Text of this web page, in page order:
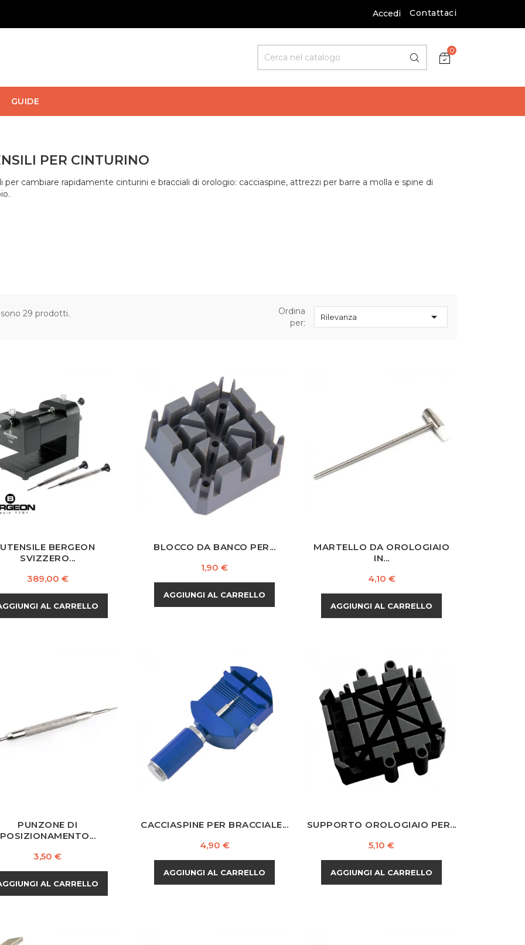
Accedi Contattaci
0
GUIDE
PER CINTURINO
per cambiare rapidamente cinturini e bracciali di orologio: cacciaspine, attrezzi per barre a molla e spine di
29 prodotti.
Ordina
per:
Rilevanza 
UTENSILE BERGEON
SVIZZERO...
Prezzo
389,00 €
AL CARRELLO
BLOCCO DA BANCO PER...
Prezzo
1,90 €
AGGIUNGI AL CARRELLO
MARTELLO DA OROLOGIAIO
IN...
Prezzo
4,10 €
AGGIUNGI AL CARRELLO
PUNZONE DI
POSIZIONAMENTO...
Prezzo
3,50 €
AL CARRELLO
CACCIASPINE PER BRACCIALE...
Prezzo
4,90 €
AGGIUNGI AL CARRELLO
SUPPORTO OROLOGIAIO PER...
Prezzo
5,10 €
AGGIUNGI AL CARRELLO